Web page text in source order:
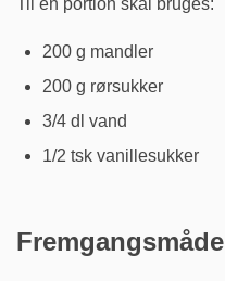
200 g mandler
200 g rørsukker
3/4 dl vand
1/2 tsk vanillesukker
Fremgangsmåde